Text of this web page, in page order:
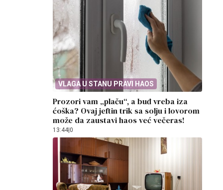
VLAGA U STANU PRAVI HAOS
Prozori vam „plaču“, a buđ vreba iza
ćoška? Ovaj jeftin trik sa solju i lovorom
može da zaustavi haos već večeras!
13:44 0